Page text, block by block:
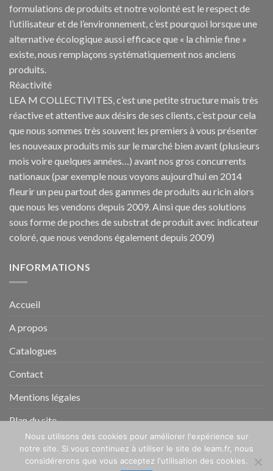
formulations de produits et notre volonté est le respect de
l’utilisateur et de l’environnement, c’est pourquoi lorsque une
alternative écologique aussi efficace que « la chimie fine »
existe, nous remplaçons systématiquement nos anciens
produits.
Réactivité
LEA M COLLECTIVITES, c’est une petite structure mais très
réactive et attentive aux désirs de ses clients, c’est pour cela
que nous sommes très souvent les premiers à vous présenter
les nouveaux produits mis sur le marché bien avant (plusieurs
mois voire quelques années…) avant nos gros concurrents
nationaux (par exemple nous voyons aujourd’hui en 2014
fleurir un peu partout des gammes de produits au ricin alors
que nous les vendons depuis 2009. Ainsi que des solutions
sous forme de poches de substrat de produit avec indicateur
coloré, que nous vendons également depuis 2009)
INFORMATIONS
Accueil
A propos
Catalogues
Contact
Mentions légales
Plan du site
ACCUEIL A PROPOS CATALOGUES
CONTACT
MENTIONS LÉGALES
Nous utilisons des cookies pour améliorer l'expérience sur
notre site. Si vous continuez à utiliser le site de leam.fr, nous
considérerons que vous acceptez l'utilisation des cookies.